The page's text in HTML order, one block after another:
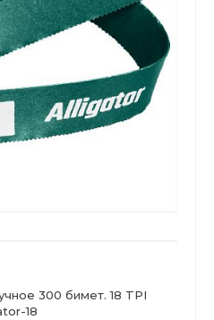
300 бимет. 18 TPI
18